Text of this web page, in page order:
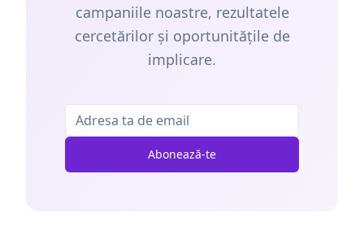
campaniile noastre, rezultatele
cercetărilor și oportunitățile de
implicare.
Abonează-te